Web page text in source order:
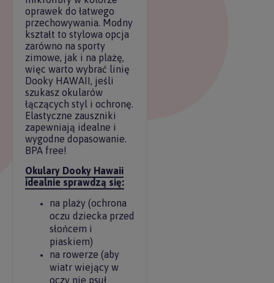
oprawek do łatwego
przechowywania. Modny
kształt to stylowa opcja
zarówno na sporty
zimowe, jak i na plażę,
więc warto wybrać linię
Dooky HAWAII, jeśli
szukasz okularów
łączących styl i ochronę.
Elastyczne zauszniki
zapewniają idealne i
wygodne dopasowanie.
BPA free!
Okulary Dooky Hawaii
idealnie sprawdzą się:
na plaży (ochrona
oczu dziecka przed
słońcem i
piaskiem)
na rowerze (aby
wiatr wiejący w
oczy nie psuł